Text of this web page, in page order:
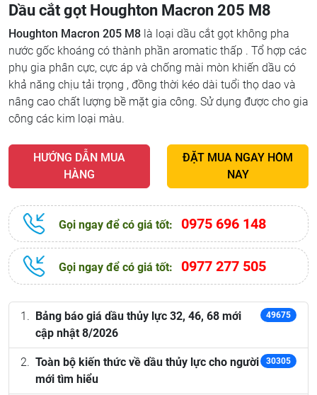
Dầu cắt gọt Houghton Macron 205 M8
Houghton Macron 205 M8 là loại dầu cắt gọt không pha
nước gốc khoáng có thành phần aromatic thấp . Tổ hợp các
phụ gia phân cực, cực áp và chống mài mòn khiến dầu có
khả năng chịu tải trọng , đồng thời kéo dài tuổi thọ dao và
nâng cao chất lượng bề mặt gia công. Sử dụng được cho gia
công các kim loại màu.
HƯỚNG DẪN MUA
HÀNG
ĐẶT MUA NGAY HÔM
NAY
Gọi ngay để có giá tốt: 0975 696 148
Gọi ngay để có giá tốt: 0977 277 505
Bảng báo giá dầu thủy lực 32, 46, 68 mới
cập nhật 8/2026
49675
Toàn bộ kiến thức về dầu thủy lực cho người
mới tìm hiểu
30305